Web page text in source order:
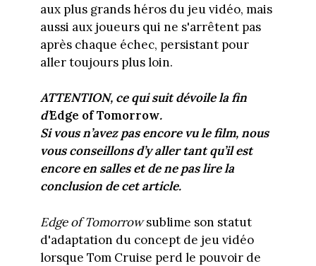
aux plus grands héros du jeu vidéo, mais
aussi aux joueurs qui ne s'arrêtent pas
après chaque échec, persistant pour
aller toujours plus loin.
ATTENTION, ce qui suit dévoile la fin
d’Edge of Tomorrow.
Si vous n’avez pas encore vu le film, nous
vous conseillons d’y aller tant qu’il est
encore en salles et de ne pas lire la
conclusion de cet article.
Edge of Tomorrowsublime son statut
d'adaptation du concept de jeu vidéo
lorsque Tom Cruise perd le pouvoir de